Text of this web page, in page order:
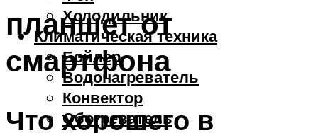
Холодильник
Климатическая техника
Бойлер
Водонагреватель
Конвектор
Обогреватель
планшет от
смартфона
Что хорошего в